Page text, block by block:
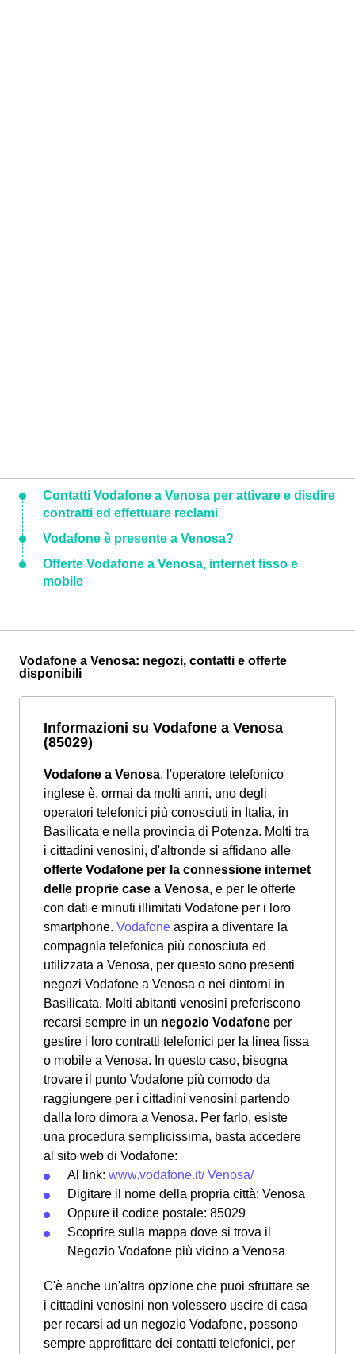
Contatti Vodafone a Venosa per attivare e disdire
contratti ed effettuare reclami
Vodafone è presente a Venosa?
Offerte Vodafone a Venosa, internet fisso e
mobile
Vodafone a Venosa: negozi, contatti e offerte
disponibili
Informazioni su Vodafone a Venosa
(85029)
Vodafone a Venosa, l'operatore telefonico
inglese è, ormai da molti anni, uno degli
operatori telefonici più conosciuti in Italia, in
Basilicata e nella provincia di Potenza. Molti tra
i cittadini venosini, d'altronde si affidano alle
offerte Vodafone per la connessione internet
delle proprie case a Venosa, e per le offerte
con dati e minuti illimitati Vodafone per i loro
smartphone. Vodafone aspira a diventare la
compagnia telefonica più conosciuta ed
utilizzata a Venosa, per questo sono presenti
negozi Vodafone a Venosa o nei dintorni in
Basilicata. Molti abitanti venosini preferiscono
recarsi sempre in un negozio Vodafone per
gestire i loro contratti telefonici per la linea fissa
o mobile a Venosa. In questo caso, bisogna
trovare il punto Vodafone più comodo da
raggiungere per i cittadini venosini partendo
dalla loro dimora a Venosa. Per farlo, esiste
una procedura semplicissima, basta accedere
al sito web di Vodafone:
Al link: www.vodafone.it/ Venosa/
Digitare il nome della propria città: Venosa
Oppure il codice postale: 85029
Scoprire sulla mappa dove si trova il
Negozio Vodafone più vicino a Venosa
C'è anche un'altra opzione che puoi sfruttare se
i cittadini venosini non volessero uscire di casa
per recarsi ad un negozio Vodafone, possono
sempre approfittare dei contatti telefonici, per